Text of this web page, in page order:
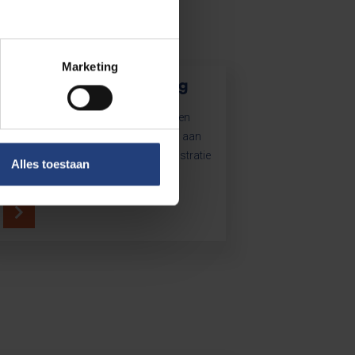
Marketing
Alles toestaan
Financiële ondersteuning
Studeren zonder financiële kopzorgen
moet voor elke student mogelijk zijn aan
de VUB. Bekijk met Studentenadministratie